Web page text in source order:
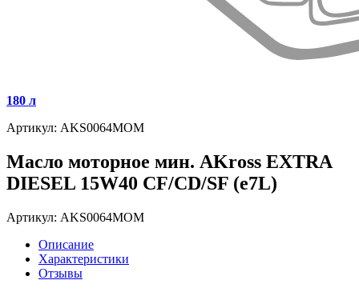
180 л
Артикул: AKS0064MOM
Масло моторное мин. AKross EXTRA
DIESEL 15W40 CF/CD/SF (e7L)
Артикул: AKS0064MOM
Описание
Характеристики
Отзывы